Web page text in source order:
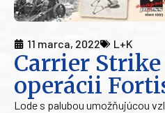
11 marca, 2022 L+K
Carrier Strike
operácii
Lode s palubou umožňujúcou